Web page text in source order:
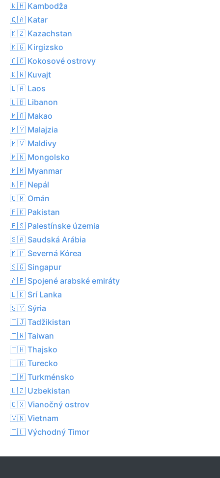
🇰🇭 Kambodža
🇶🇦 Katar
🇰🇿 Kazachstan
🇰🇬 Kirgizsko
🇨🇨 Kokosové ostrovy
🇰🇼 Kuvajt
🇱🇦 Laos
🇱🇧 Libanon
🇲🇴 Makao
🇲🇾 Malajzia
🇲🇻 Maldivy
🇲🇳 Mongolsko
🇲🇲 Myanmar
🇳🇵 Nepál
🇴🇲 Omán
🇵🇰 Pakistan
🇵🇸 Palestínske územia
🇸🇦 Saudská Arábia
🇰🇵 Severná Kórea
🇸🇬 Singapur
🇦🇪 Spojené arabské emiráty
🇱🇰 Srí Lanka
🇸🇾 Sýria
🇹🇯 Tadžikistan
🇹🇼 Taiwan
🇹🇭 Thajsko
🇹🇷 Turecko
🇹🇲 Turkménsko
🇺🇿 Uzbekistan
🇨🇽 Vianočný ostrov
🇻🇳 Vietnam
🇹🇱 Východný Timor